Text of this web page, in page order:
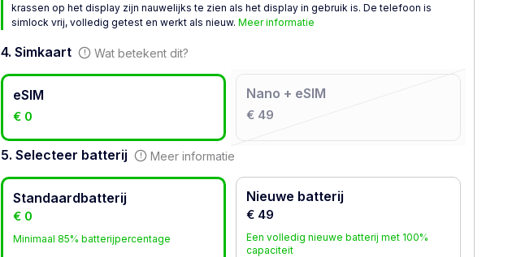
krassen op het display zijn nauwelijks te zien als het display in gebruik is. De telefoon is
simlock vrij, volledig getest en werkt als nieuw. Meer informatie
4. Simkaart Wat betekent dit?
eSIM
€ 0
Nano + eSIM
€ 49
5. Selecteer batterij Meer informatie
Standaardbatterij
€ 0
Minimaal 85% batterijpercentage
Nieuwe batterij
€ 49
Een volledig nieuwe batterij met 100%
capaciteit